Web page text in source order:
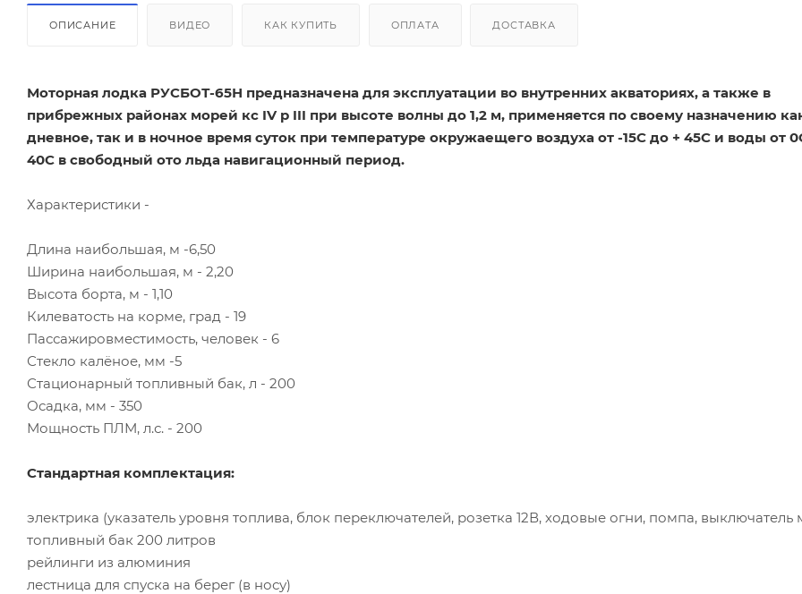
ОПИСАНИЕ ВИДЕО КАК КУПИТЬ ОПЛАТА ДОСТАВКА
Моторная лодка РУСБОТ-65Н предназначена для эксплуатации во внутренних акваториях, а также в
прибрежных районах морей кс IV p III при высоте волны до 1,2 м, применяется по своему назначению
дневное, так и в ночное время суток при температуре окружаещего воздуха от -15С до + 45С и воды от
40С в свободный ото льда навигационный период.
Характеристики -
Длина наибольшая, м -6,50
Ширина наибольшая, м - 2,20
Высота борта, м - 1,10
Килеватость на корме, град - 19
Пассажировместимость, человек - 6
Стекло калёное, мм -5
Стационарный топливный бак, л - 200
Осадка, мм - 350
Мощность ПЛМ, л.с. - 200
Стандартная комплектация:
электрика (указатель уровня топлива, блок переключателей, розетка 12В, ходовые огни, помпа, выключатель
топливный бак 200 литров
рейлинги из алюминия
лестница для спуска на берег (в носу)